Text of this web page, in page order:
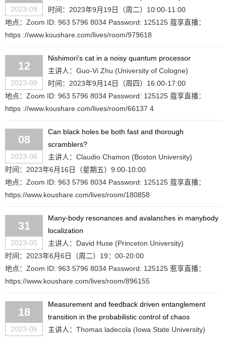
2023-09
时间：2023年9月19日（周二）10:00-11:00
地点：Zoom ID: 963 5796 8034 Password: 125125 蔻享直播：
https ://www.koushare.com/lives/room/979618
12
2023-09
Nishimori's cat in a noisy quantum processor
主讲人：Guo-Vi Zhu (University of Cologne)
时间：2023年9月14日（周四）16:00-17:00
地点：Zoom ID: 963 5796 8034 Password: 125125 蔻享直播：
https ://www.koushare.com/lives/room/66137 4
08
2023-06
Can black holes be both fast and thorough
scramblers?
主讲人：Claudio Chamon (Boston University)
时间：2023年6月16日（星期五）9:00-10:00
地点：Zoom ID: 963 5796 8034 Password: 125125 蔻享直播：
https://www.koushare.com/lives/room/180858
31
2023-05
Many-body resonances and avalanches in many­body
localization
主讲人：David Huse (Princeton University)
时间：2023年6月6日（周二）19：00-20:00
地点：Zoom ID: 963 5796 8034 Password: 125125 惹享直播：
https://www.koushare.com/lives/room/896155
18
2023-05
Measurement and feedback driven entanglement
transition in the probabilistic control of chaos
主讲人：Thomas ladecola (Iowa State University)